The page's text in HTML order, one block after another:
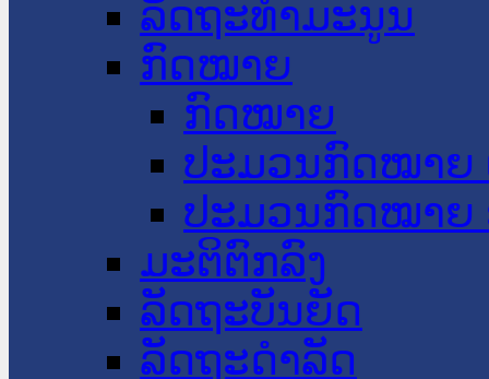
ລັດຖະທໍາມະນູນ
ກົດໝາຍ
ກົດໝາຍ
ປະມວນກົດໝາຍ
ປະມວນກົດໝາຍ
ມະຕິຕົກລົງ
ລັດຖະບັນຍັດ
ລັດຖະດໍາລັດ